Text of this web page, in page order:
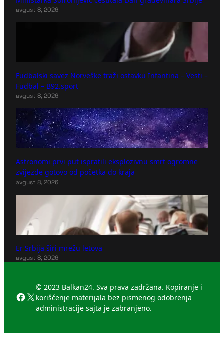
avgust 8, 2026
Fudbalski savez Norveške traži ostavku Infantina – Vesti –
Fudbal – B92.sport
avgust 8, 2026
Astronomi prvi put ispratili eksplozivnu smrt ogromne
zvijezde gotovo od početka do kraja
avgust 8, 2026
Er Srbija širi mrežu letova
avgust 8, 2026
Facebook
X
© 2023 Balkan24. Sva prava zadržana. Kopiranje i
korišćenje materijala bez pismenog odobrenja
administracije sajta je zabranjeno.